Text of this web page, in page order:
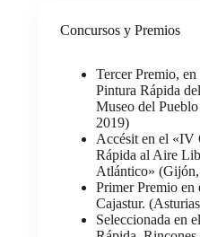
Concursos y Premios
Tercer Premio,
Pintura Rápida
Museo del
2019)
Accésit en el «IV
Rápida al Aire
Atlántico»
Primer Premio en
Cajastur.
Seleccionada en